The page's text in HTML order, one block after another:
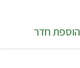
הוספת חדר